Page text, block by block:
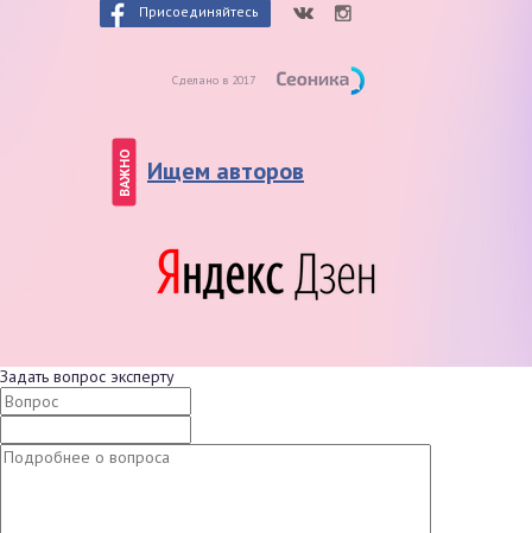
Присоединяйтесь
Сделано в 2017
ВАЖНО Ищем авторов
Задать вопрос эксперту